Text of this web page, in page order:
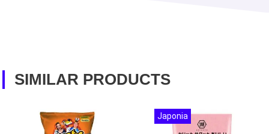
SIMILAR PRODUCTS
Japonia